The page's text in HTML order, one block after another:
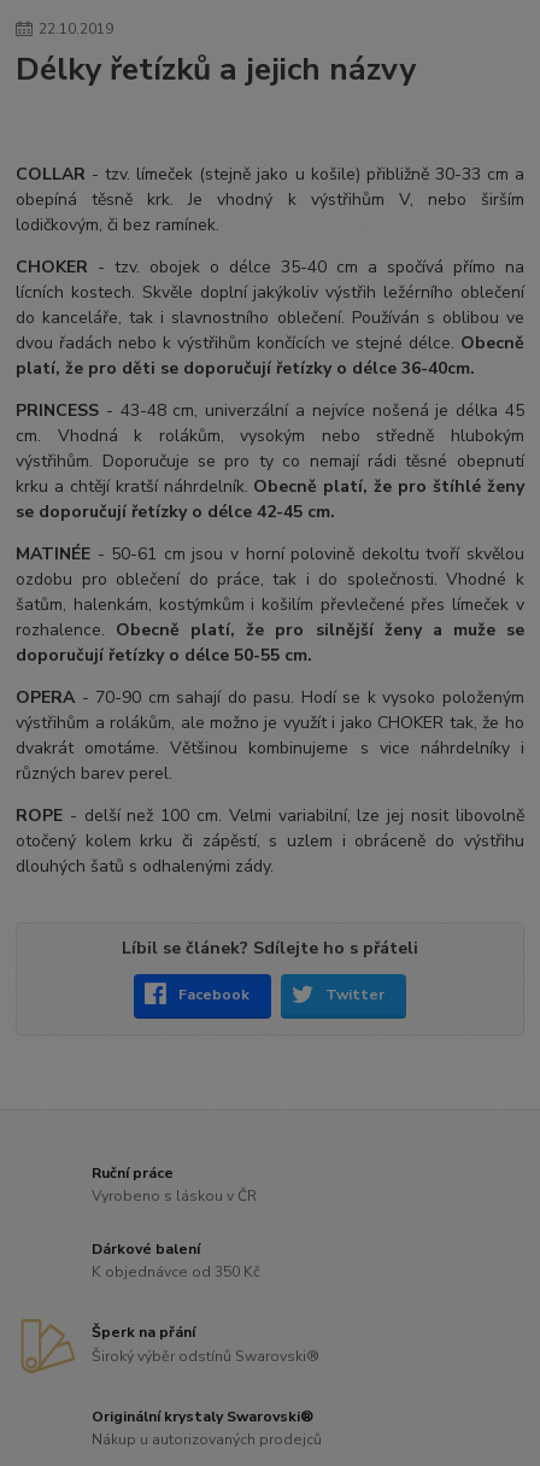
22.10.2019
Délky řetízků a jejich názvy
COLLAR - tzv. límeček (stejně jako u košile) přibližně 30-33 cm a
obepíná těsně krk. Je vhodný k výstřihům V, nebo širším
lodičkovým, či bez ramínek.
CHOKER - tzv. obojek o délce 35-40 cm a spočívá přímo na
lícních kostech. Skvěle doplní jakýkoliv výstřih ležérního oblečení
do kanceláře, tak i slavnostního oblečení. Používán s oblibou ve
dvou řadách nebo k výstřihům končících ve stejné délce. Obecně
platí, že pro děti se doporučují řetízky o délce 36-40cm.
PRINCESS - 43-48 cm, univerzální a nejvíce nošená je délka 45
cm. Vhodná k rolákům, vysokým nebo středně hlubokým
výstřihům. Doporučuje se pro ty co nemají rádi těsné obepnutí
krku a chtějí kratší náhrdelník. Obecně platí, že pro štíhlé ženy
se doporučují řetízky o délce 42-45 cm.
MATINÉE - 50-61 cm jsou v horní polovině dekoltu tvoří skvělou
ozdobu pro oblečení do práce, tak i do společnosti. Vhodné k
šatům, halenkám, kostýmkům i košilím převlečené přes límeček v
rozhalence. Obecně platí, že pro silnější ženy a muže se
doporučují řetízky o délce 50-55 cm.
OPERA - 70-90 cm sahají do pasu. Hodí se k vysoko položeným
výstřihům a rolákům, ale možno je využít i jako CHOKER tak, že ho
dvakrát omotáme. Většinou kombinujeme s vice náhrdelníky i
různých barev perel.
ROPE - delší než 100 cm. Velmi variabilní, lze jej nosit libovolně
otočený kolem krku či zápěstí, s uzlem i obráceně do výstřihu
dlouhých šatů s odhalenými zády.
Líbil se článek? Sdílejte ho s přáteli
Facebook Twitter
Ruční práce
Vyrobeno s láskou v ČR
Dárkové balení
K objednávce od 350 Kč
Šperk na přání
Široký výběr odstínů Swarovski®
Originální krystaly Swarovski®
Nákup u autorizovaných prodejců